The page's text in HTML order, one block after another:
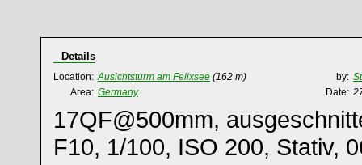
Details
Location: Ausichtsturm am Felixsee (162 m) by:
Area: Germany Date:
17QF@500mm,
F10, 1/100, ISO 200, Stativ,